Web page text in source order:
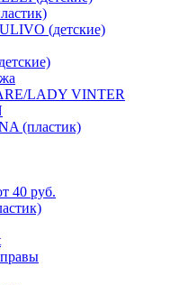
(детские)
LADY VINTER
(пластик)
40 руб.